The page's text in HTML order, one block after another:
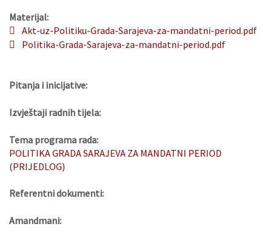
Materijal:
Akt-uz-Politiku-Grada-Sarajeva-za-mandatni-period.pdf
Politika-Grada-Sarajeva-za-mandatni-period.pdf
Pitanja i inicijative:
Izvještaji radnih tijela:
Tema programa rada:
POLITIKA GRADA SARAJEVA ZA MANDATNI PERIOD
(PRIJEDLOG)
Referentni dokumenti:
Amandmani: